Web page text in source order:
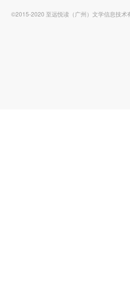
©2015-2020 至远悦读（广州）文学信息技术